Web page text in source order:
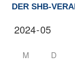
DER SHB-
M D